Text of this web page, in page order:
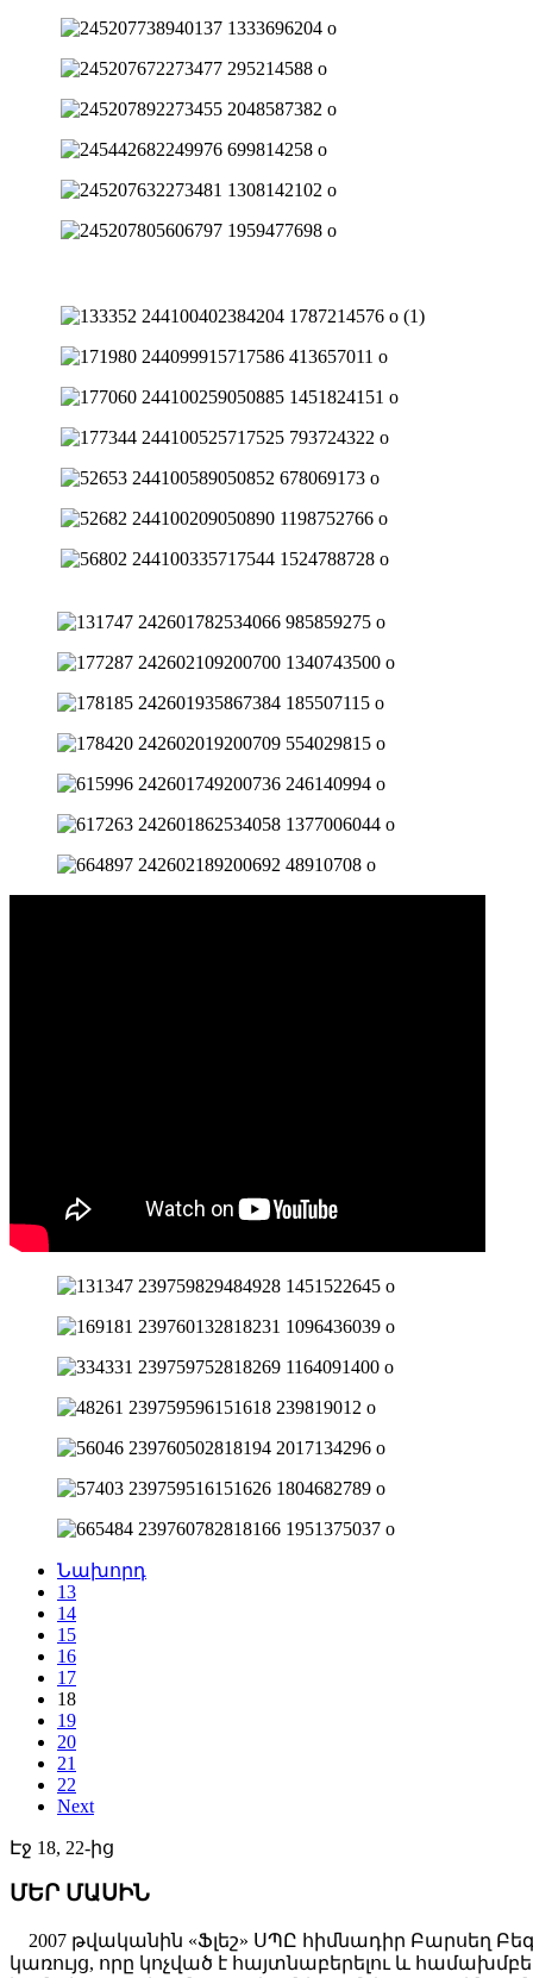
Նախորդ
13
14
15
16
17
18
19
20
21
22
Next
Էջ 18, 22-ից
ՄԵՐ ՄԱՍԻՆ
2007 թվականին «Ֆլեշ» ՍՊԸ հիմնադիր Բարսեղ
կառույց, որը կոչված է հայտնաբերելու և